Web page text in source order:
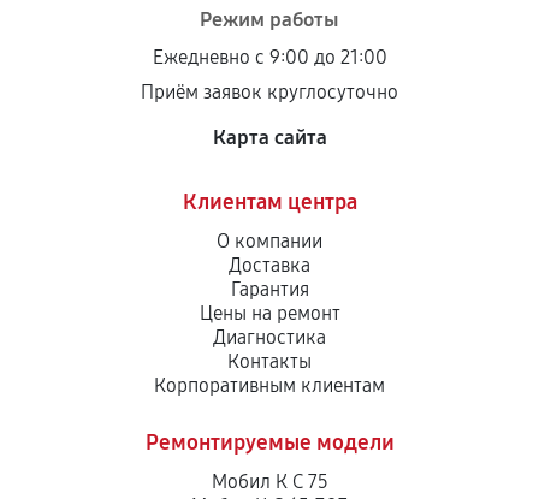
Режим работы
Ежедневно с 9:00 до 21:00
Приём заявок круглосуточно
Карта сайта
Клиентам центра
О компании
Доставка
Гарантия
Цены на ремонт
Диагностика
Контакты
Корпоративным клиентам
Ремонтируемые модели
Мобил К С 75